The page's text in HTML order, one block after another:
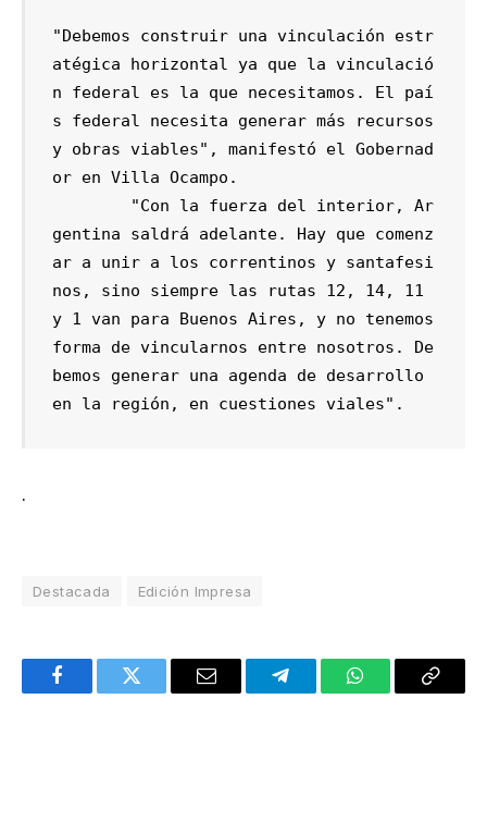
"Debemos construir una vinculación estr
atégica horizontal ya que la vinculació
n federal es la que necesitamos. El paí
s federal necesita generar más recursos
y obras viables", manifestó el Gobernad
or en Villa Ocampo.
gentina saldrá adelante. Hay que comenz
ar a unir a los correntinos y santafesi
nos, sino siempre las rutas 12, 14, 11
y 1 van para Buenos Aires, y no tenemos
forma de vincularnos entre nosotros. De
bemos generar una agenda de desarrollo
en la región, en cuestiones viales".
.
Destacada Edición Impresa
FacebookTwitter Email TelegramWhatsAppCopy